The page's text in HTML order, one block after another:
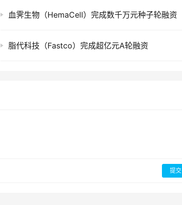
血霁生物（HemaCell）完成数千万元种子轮融资
脂代科技（Fastco）完成超亿元A轮融资
提交